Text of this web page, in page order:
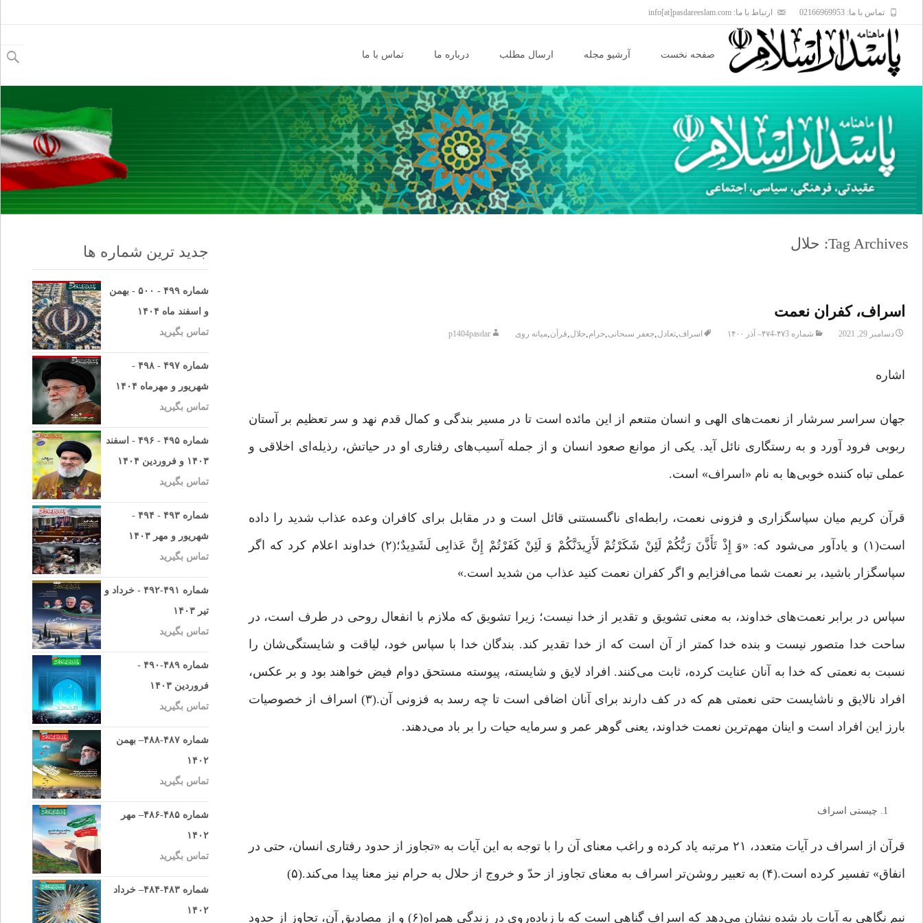
تماس با ما: 02166969953 ارتباط با ما: info[at]pasdareeslam.com
content
صفحه نخست آرشیو مجله ارسال مطلب درباره ما تماس با ما
برای:
Tag Archives: حلال
اسراف، کفران نعمت
دسامبر 29, 2021 شماره ۴۷3-۴۷4– آذر ۱۴۰۰ اسراف,تعادل,جعفر سبحانی,حرام,حلال,قرآن,میانه روی p1404pasdar
اشاره
جهان سراسر سرشار از نعمت‌های الهی و انسان متنعم از این مائده است تا در مسیر بندگی و کمال قدم نهد و سر تعظیم بر آستان
ربوبی فرود آورد و به رستگاری نائل آید. یکی از موانع صعود انسان و از جمله آسیب‌های رفتاری او در حیاتش، رذیله‌ای اخلاقی و
عملی تباه کننده خوبی‌ها به نام «اسراف» است.
قرآن کریم میان سپاسگزاری و فزونی نعمت، رابطه‌ای ناگسستنی قائل است و در مقابل برای کافران وعده‌ عذاب شدید را داده
است(۱) و یادآور می‌شود که: «وَ إِذْ تَأَذَّنَ رَبُّکُمْ لَئِنْ شَکَرْتُمْ لَأَزِیدَنَّکُمْ وَ لَئِنْ کَفَرْتُمْ إِنَّ عَذابِی لَشَدِیدٌ؛(۲) خداوند اعلام کرد که اگر
سپاسگزار باشید، بر نعمت شما مى‌افزایم و اگر کفران نعمت کنید عذاب من شدید است.»
سپاس در برابر نعمت‌هاى خداوند، به معنى تشویق و تقدیر از خدا نیست؛ زیرا تشویق که ملازم با انفعال روحى در طرف است، در
ساحت خدا متصور نیست و بنده خدا کمتر از آن است که از خدا تقدیر کند. بندگان خدا با سپاس خود، لیاقت و شایستگى‌شان را
نسبت به نعمتى که خدا به آنان عنایت کرده، ثابت مى‌کنند. افراد لایق و شایسته، پیوسته مستحق دوام فیض خواهند بود و بر عکس،
افراد نالایق و ناشایست حتى نعمتى هم که در کف دارند براى آنان اضافى است تا چه رسد به فزونى آن.(۳) اسراف از خصوصیات
بارز این افراد است و اینان مهم‌ترین نعمت خداوند، یعنی گوهر عمر و سرمایه حیات را بر باد می‌دهند.
چیستی اسراف
قرآن از اسراف در آیات متعدد، ۲۱ مرتبه یاد کرده و راغب معنای آن را با توجه به این آیات به «تجاوز از حدود رفتاری انسان، حتی در
انفاق» تفسیر کرده است.(۴) به تعبیر روشن‌تر اسراف به معنای تجاوز از حدّ و خروج از حلال به حرام نیز معنا پیدا می‌کند.(۵)
نیم نگاهی به آیات یاد شده نشان می‌دهد که اسراف گناهی است که با زیاده‌روی در زندگی همراه(۶) و از مصادیق آن، تجاوز از حدود
جدید ترین شماره ها
شماره ۴۹۹ - ۵۰۰ - بهمن
و اسفند ماه ۱۴۰۴
تماس بگیرید
شماره ۴۹۷ - ۴۹۸ -
شهریور و مهرماه ۱۴۰۴
تماس بگیرید
شماره ۴۹۵ - ۴۹۶ - اسفند
۱۴۰۳ و فروردین ۱۴۰۴
تماس بگیرید
شماره ۴۹۳ - ۴۹۴ -
شهریور و مهر ۱۴۰۳
تماس بگیرید
شماره ۴۹۱-۴۹۲ - خرداد و
تیر ۱۴۰۳
تماس بگیرید
شماره ۴۸۹-۴۹۰ -
فروردین ۱۴۰۳
تماس بگیرید
شماره ۴۸۷-۴۸۸– بهمن
۱۴۰۲
تماس بگیرید
شماره ۴۸۵-۴۸۶– مهر
۱۴۰۲
تماس بگیرید
شماره ۴۸۳-۴۸۴– خرداد
۱۴۰۲